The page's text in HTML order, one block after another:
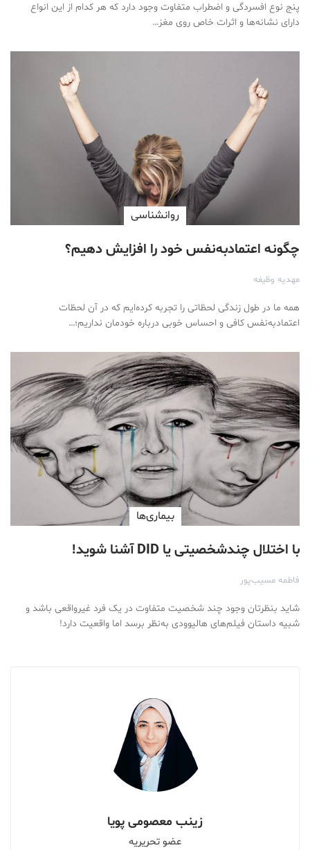
پنج نوع افسردگی و اضطراب متفاوت وجود دارد که هر کدام از این انواع
دارای نشانه‌ها و اثرات خاص روی مغز…
روانشناسی
چگونه اعتمادبه‌نفس خود را افزایش دهیم؟
مهدیه وظیفه
همه ما در طول زندگی لحظاتی را تجربه کرده‌ایم که در آن لحظات
اعتمادبه‌نفس کافی و احساس خوبی درباره خودمان نداریم؛…
بیماری‌ها
با اختلال چندشخصیتی یا DID آشنا شوید!
فاطمه مسیب‌پور
شاید بنظرتان وجود چند شخصیت متفاوت در یک فرد غیرواقعی باشد و
شبیه داستان‌ فیلم‌های هالیوودی به‌نظر برسد اما واقعیت دارد!
زینب معصومی پویا
عضو تحریریه